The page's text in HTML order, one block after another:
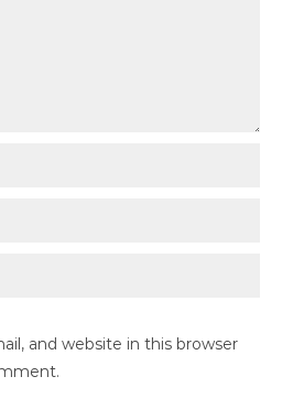
and website in this browser